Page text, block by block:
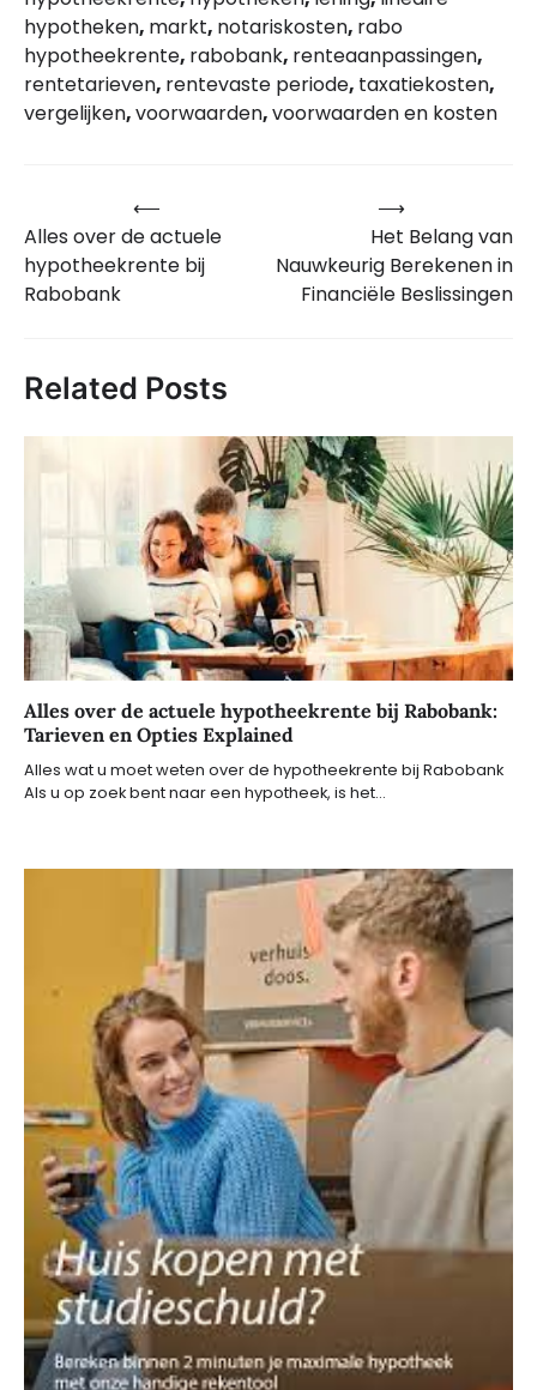
hypotheken, markt, notariskosten, rabo
hypotheekrente, rabobank, renteaanpassingen,
rentetarieven, rentevaste periode, taxatiekosten,
vergelijken,voorwaarden,voorwaarden en kosten
navigatie
⟵
Alles over de actuele
hypotheekrente bij
Rabobank
Het Belang van
Nauwkeurig Berekenen in
Financiële Beslissingen
⟶
Related Posts
Alles over de actuele hypotheekrente bij Rabobank:
Tarieven en Opties Explained
Alles wat u moet weten over de hypotheekrente bij Rabobank
Als u op zoek bent naar een hypotheek, is het…